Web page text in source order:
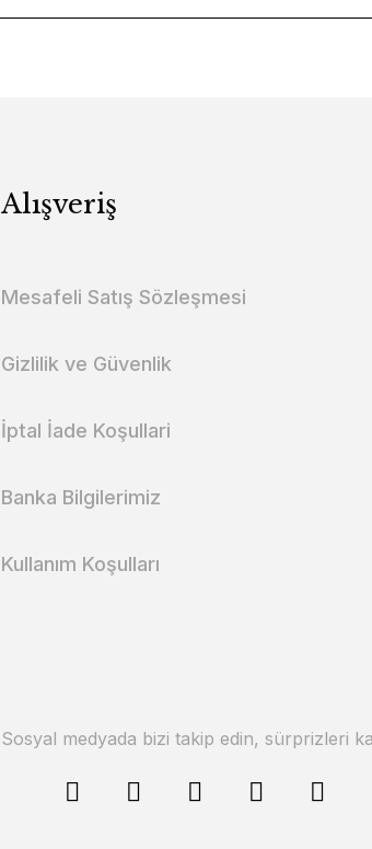
Alışveriş
Mesafeli Satış Sözleşmesi
Gizlilik ve Güvenlik
İptal İade Koşullari
Banka Bilgilerimiz
Kullanım Koşulları
Sosyal medyada bizi takip edin, sürprizleri